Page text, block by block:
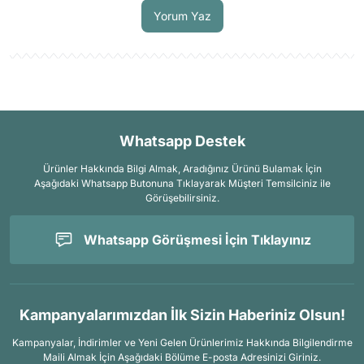
Yorum Yaz
Whatsapp Destek
Ürünler Hakkında Bilgi Almak, Aradığınız Ürünü Bulamak İçin
Aşağıdaki Whatsapp Butonuna Tıklayarak Müşteri Temsilciniz ile
Görüşebilirsiniz.
Whatsapp Görüşmesi İçin Tıklayınız
Kampanyalarımızdan İlk Sizin Haberiniz Olsun!
Kampanyalar, İndirimler ve Yeni Gelen Ürünlerimiz Hakkında Bilgilendirme
Maili Almak İçin Aşağıdaki Bölüme E-posta Adresinizi Giriniz.